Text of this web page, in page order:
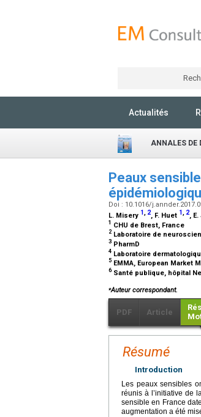
Actualités
ANNALES DE
Peaux
Doi : 10.1016/
L. Misery 1 2, F. Huet 1 2,
1 CHU de Brest, France
2 Laboratoire de
3 PharmD
4 Laboratoire
5 EMMA, European Market
6Santé publique, hôpital
⁎Auteur correspondant.
PDF Article
Résumé
Introduction
Les peaux sensibles
réunis à l’initiative de
sensible en France
augmentation a été